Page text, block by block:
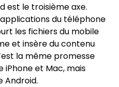
est le troisième axe.
du téléphone
les fichiers du mobile
et insère du contenu
la même promesse
iPhone et Mac, mais
Android.